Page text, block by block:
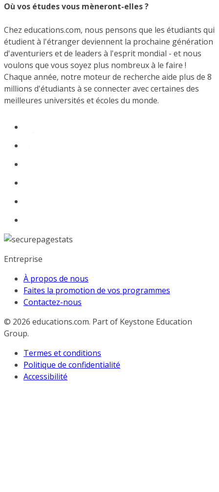
Où vos études vous mèneront-elles ?
Chez educations.com, nous pensons que les étudiants qui
étudient à l'étranger deviennent la prochaine génération
d'aventuriers et de leaders à l'esprit mondial - et nous
voulons que vous soyez plus nombreux à le faire !
Chaque année, notre moteur de recherche aide plus de 8
millions d'étudiants à se connecter avec certaines des
meilleures universités et écoles du monde.
Entreprise
À propos de nous
Faites la promotion de vos programmes
Contactez-nous
© 2026 educations.com. Part of Keystone Education
Group.
Termes et conditions
Politique de confidentialité
Accessibilité